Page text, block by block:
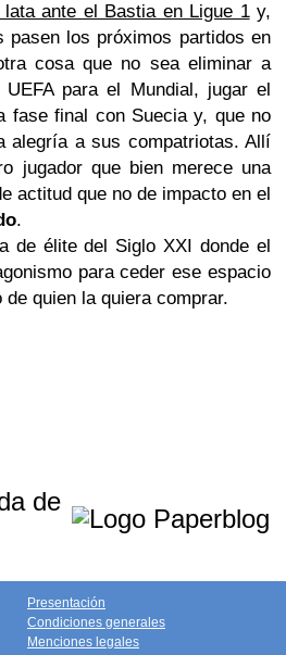
ante el Bastia en Ligue 1y,
pasen los próximos partidos en
cosa que no sea eliminar a
para el Mundial, jugar el
fase final con Suecia y, que no
alegría a sus compatriotas. Allí
jugador que bien merece una
actitud que no de impacto en el
.
de élite del Siglo XXI donde el
para ceder ese espacio
quien la quiera comprar.
de
Presentación
Condiciones generales
Menciones legales